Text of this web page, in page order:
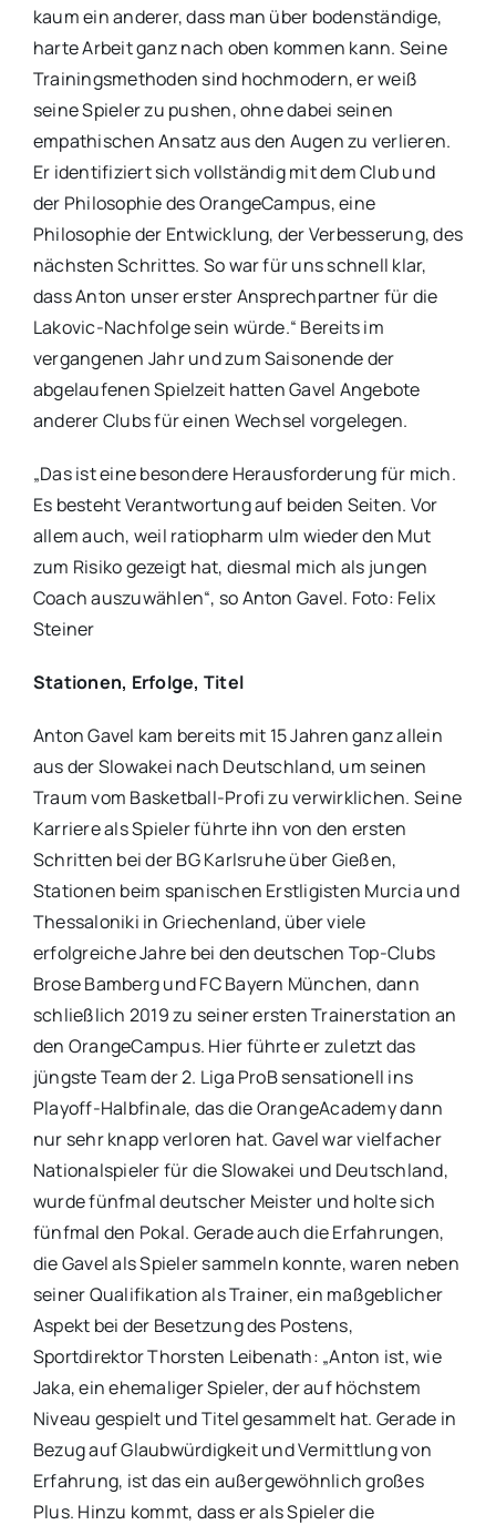
kaum ein anderer, dass man über bodenständige,
harte Arbeit ganz nach oben kommen kann. Seine
Trainingsmethoden sind hochmodern, er weiß
seine Spieler zu pushen, ohne dabei seinen
empathischen Ansatz aus den Augen zu verlieren.
Er identifiziert sich vollständig mit dem Club und
der Philosophie des OrangeCampus, eine
Philosophie der Entwicklung, der Verbesserung, des
nächsten Schrittes. So war für uns schnell klar,
dass Anton unser erster Ansprechpartner für die
Lakovic-Nachfolge sein würde.“ Bereits im
vergangenen Jahr und zum Saisonende der
abgelaufenen Spielzeit hatten Gavel Angebote
anderer Clubs für einen Wechsel vorgelegen.
„Das ist eine besondere Herausforderung für mich.
Es besteht Verantwortung auf beiden Seiten. Vor
allem auch, weil ratiopharm ulm wieder den Mut
zum Risiko gezeigt hat, diesmal mich als jungen
Coach auszuwählen“, so Anton Gavel. Foto: Felix
Steiner
Stationen, Erfolge, Titel
Anton Gavel kam bereits mit 15 Jahren ganz allein
aus der Slowakei nach Deutschland, um seinen
Traum vom Basketball-Profi zu verwirklichen. Seine
Karriere als Spieler führte ihn von den ersten
Schritten bei der BG Karlsruhe über Gießen,
Stationen beim spanischen Erstligisten Murcia und
Thessaloniki in Griechenland, über viele
erfolgreiche Jahre bei den deutschen Top-Clubs
Brose Bamberg und FC Bayern München, dann
schließlich 2019 zu seiner ersten Trainerstation an
den OrangeCampus. Hier führte er zuletzt das
jüngste Team der 2. Liga ProB sensationell ins
Playoff-Halbfinale, das die OrangeAcademy dann
nur sehr knapp verloren hat. Gavel war vielfacher
Nationalspieler für die Slowakei und Deutschland,
wurde fünfmal deutscher Meister und holte sich
fünfmal den Pokal. Gerade auch die Erfahrungen,
die Gavel als Spieler sammeln konnte, waren neben
seiner Qualifikation als Trainer, ein maßgeblicher
Aspekt bei der Besetzung des Postens,
Sportdirektor Thorsten Leibenath: „Anton ist, wie
Jaka, ein ehemaliger Spieler, der auf höchstem
Niveau gespielt und Titel gesammelt hat. Gerade in
Bezug auf Glaubwürdigkeit und Vermittlung von
Erfahrung, ist das ein außergewöhnlich großes
Plus. Hinzu kommt, dass er als Spieler die